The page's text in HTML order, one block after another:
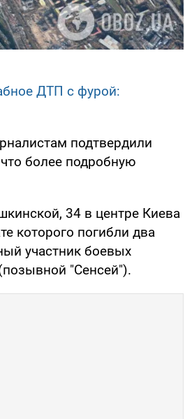
ДТП с фурой:
подтвердили
более подробную
34 в центре Киева
которого погибли два
участник боевых
"Сенсей").